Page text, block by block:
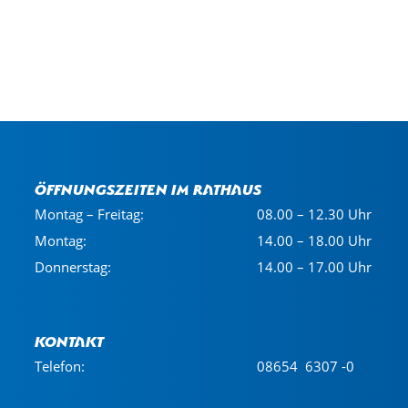
Öffnungszeiten im Rathaus
Montag – Freitag:
08.00 – 12.30 Uhr
Montag:
14.00 – 18.00 Uhr
Donnerstag:
14.00 – 17.00 Uhr
Kontakt
Telefon: 08654 6307 -0